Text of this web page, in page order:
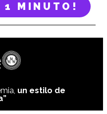
1 MINUTO!
un estilo de